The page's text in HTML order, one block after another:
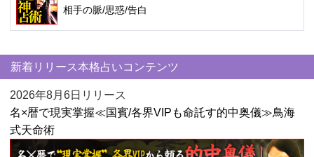
相手の脈/思惑/告白
新着リリース本格占いコンテンツ
2026年8月6日リリース
名×暦で現実掌握≪国賓/各界VIPも命託す的中奥儀≫鳥海
式天命術